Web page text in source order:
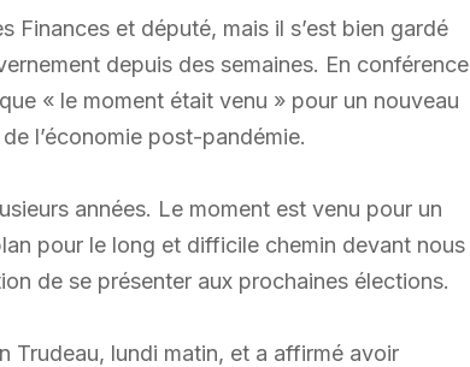
Finances et député, mais il s’est bien gardé
depuis des semaines. En conférence
« le moment était venu » pour un nouveau
l’économie post-pandémie.
années. Le moment est venu pour un
pour le long et difficile chemin devant nous
de se présenter aux prochaines élections.
Trudeau, lundi matin, et a affirmé avoir